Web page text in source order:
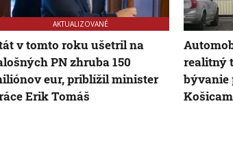
AKTUALIZOVANÉ
v tomto roku ušetril na
PN zhruba 150
eur, priblížil minister
Erik Tomáš
realitný
bývanie